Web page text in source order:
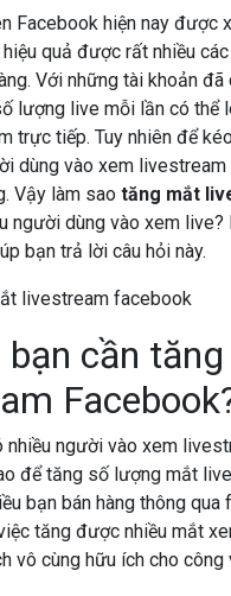
Facebook hiện nay được
hiệu quả được rất nhiều
Với những tài khoản đã
lượng live mỗi lần có thể
trực tiếp. Tuy nhiên để
dùng vào xem livestream
Vậy làm sao tăng mắt
người dùng vào xem live?
bạn trả lời câu hỏi này.
bạn cần
nhiều người vào xem
để tăng số lượng mắt
bạn bán hàng thông qua
tăng được nhiều mắt
vô cùng hữu ích cho công